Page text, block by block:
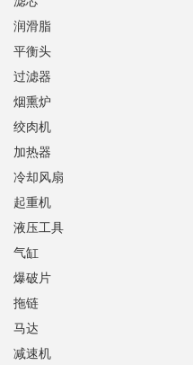
润滑脂
平衡头
过滤器
烟熏炉
绞肉机
加热器
冷却风扇
起重机
液压工具
气缸
爆破片
拖链
马达
减速机